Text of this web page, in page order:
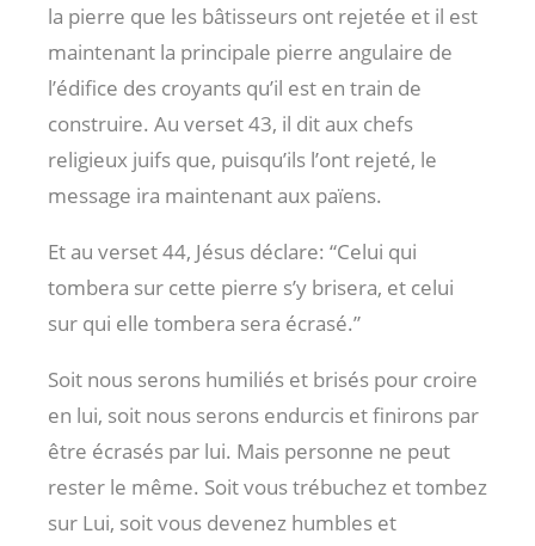
la pierre que les bâtisseurs ont rejetée et il est
maintenant la principale pierre angulaire de
l’édifice des croyants qu’il est en train de
construire. Au verset 43, il dit aux chefs
religieux juifs que, puisqu’ils l’ont rejeté, le
message ira maintenant aux païens.
Et au verset 44, Jésus déclare: “Celui qui
tombera sur cette pierre s’y brisera, et celui
sur qui elle tombera sera écrasé.”
Soit nous serons humiliés et brisés pour croire
en lui, soit nous serons endurcis et finirons par
être écrasés par lui. Mais personne ne peut
rester le même. Soit vous trébuchez et tombez
sur Lui, soit vous devenez humbles et